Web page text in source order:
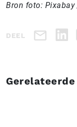
Bron foto: Pixabay
DEEL